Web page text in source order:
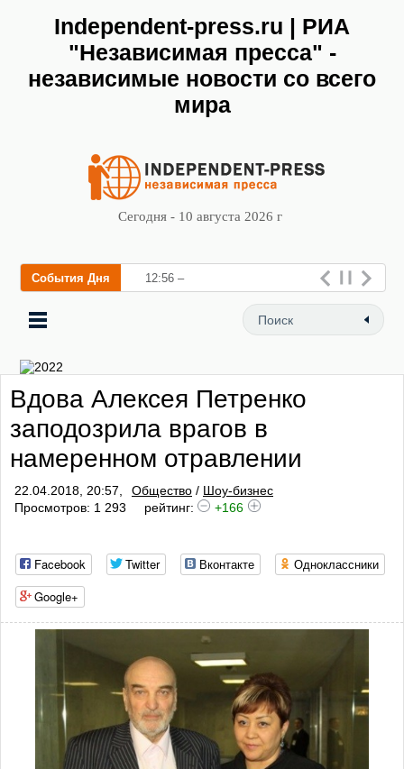
Independent-press.ru | РИА
"Независимая пресса" -
независимые новости со всего
мира
Сегодня - 10 августа 2026 г
События Дня 12:56 – В Самаре начал
Вдова Алексея Петренко
заподозрила врагов в
намеренном отравлении
22.04.2018, 20:57, Общество / Шоу-бизнес
Просмотров: 1 293
рейтинг: +166
Facebook Twitter Вконтакте
Одноклассники
Google+